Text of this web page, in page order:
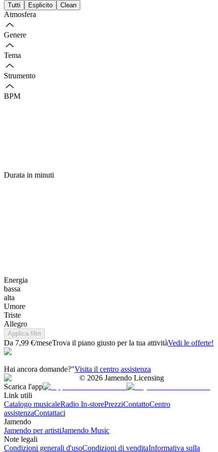
Tutti Esplicito Clean
Atmosfera
Genere
Tema
Strumento
BPM
Durata in minuti
Energia
bassa
alta
Umore
Triste
Allegro
Applica filtri
Da 7,99 €/meseTrova il piano giusto per la tua attivitàVedi le offerte!
Hai ancora domande?"Visita il centro assistenza
© 2026 Jamendo Licensing
Scarica l'app
Link utili
Catalogo musicaleRadio In-storePrezziContattoCentro
assistenzaContattaci
Jamendo
Jamendo per artistiJamendo Music
Note legali
Condizioni generali d'usoCondizioni di venditaInformativa sulla